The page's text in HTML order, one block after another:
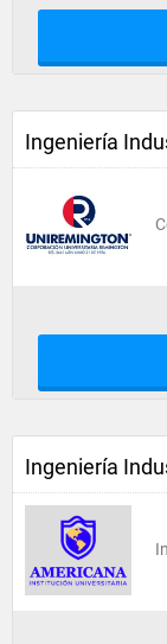
Ingeniería
Ingeniería